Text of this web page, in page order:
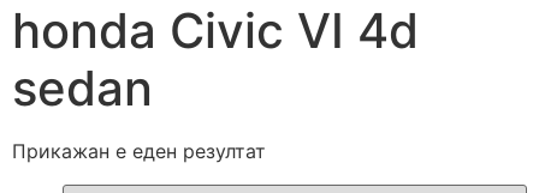
honda Civic VI 4d
sedan
Прикажан е еден резултат